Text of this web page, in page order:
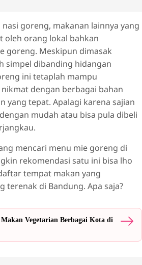
nasi goreng, makanan lainnya yang
oleh orang lokal bahkan
goreng. Meskipun dimasak
simpel dibanding hidangan
ini tetaplah mampu
dengan berbagai bahan
yang tepat. Apalagi karena sajian
mudah atau bisa pula dibeli
mencari menu mie goreng di
rekomendasi satu ini bisa lho
tempat makan yang
terenak di Bandung. Apa saja?
Makan Vegetarian Berbagai Kota di